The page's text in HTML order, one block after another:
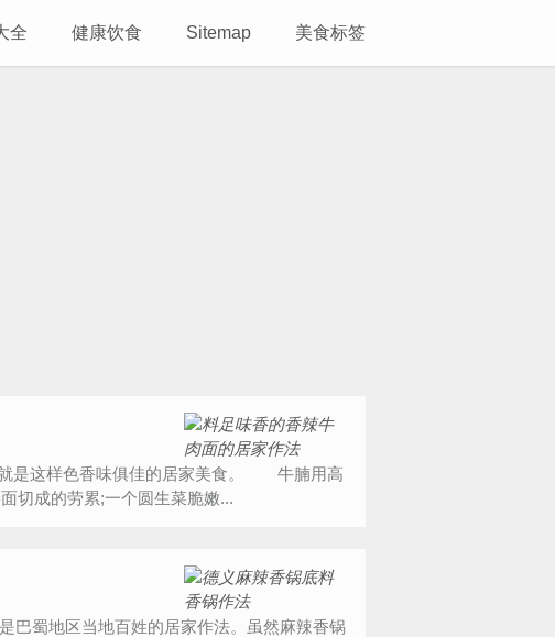
全 健康饮食 Sitemap 美食标签
是这样色香味俱佳的居家美食。 牛腩用高
切成的劳累;一个圆生菜脆嫩...